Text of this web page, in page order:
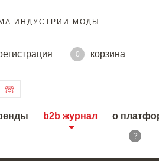
ИНДУСТРИИ МОДЫ
0
корзина
b2b журнал о
?